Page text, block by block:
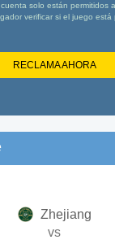
solo están permitidos
verificar si el juego
RECLAMA AHORA
Zhejiang
vs